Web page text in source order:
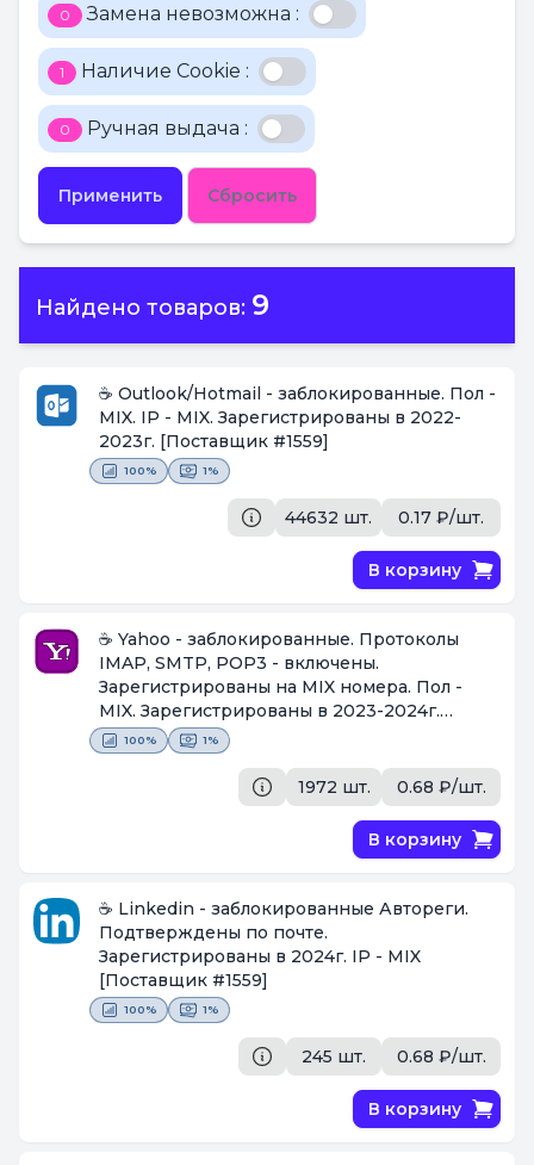
0 Замена невозможна :
1 Наличие Cookie :
0 Ручная выдача :
Применить Сбросить
Найдено товаров: 9
☕ Outlook/Hotmail - заблокированные. Пол -
MIX. IP - MIX. Зарегистрированы в 2022-
2023г. [Поставщик #1559]
100% 1%
44632 шт. 0.17 ₽/шт.
В корзину
☕ Yahoo - заблокированные. Протоколы
IMAP, SMTP, POP3 - включены.
Зарегистрированы на MIX номера. Пол -
MIX. Зарегистрированы в 2023-2024г.
[Поставщик #1559]
100% 1%
1972 шт. 0.68 ₽/шт.
В корзину
☕ Linkedin - заблокированные Автореги.
Подтверждены по почте.
Зарегистрированы в 2024г. IP - MIX
[Поставщик #1559]
100% 1%
245 шт. 0.68 ₽/шт.
В корзину